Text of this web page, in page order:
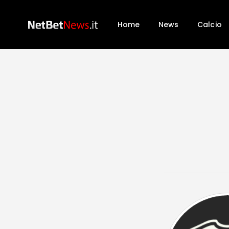
Home News Calcio